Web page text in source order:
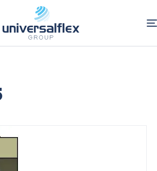
Guarnizioni per pistone
Standard